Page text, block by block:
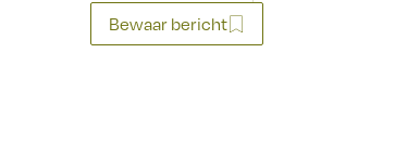
Bewaar bericht